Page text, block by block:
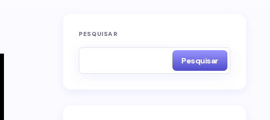
PESQUISAR
Pesquisar